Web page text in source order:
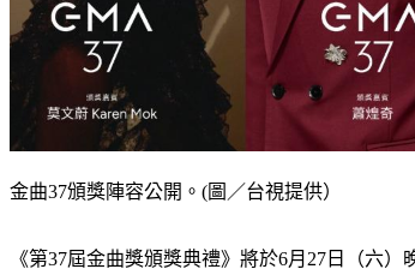
金曲37頒獎陣容公開。(圖／台視提供）
《第37屆金曲獎頒獎典禮》將於6月27日（六